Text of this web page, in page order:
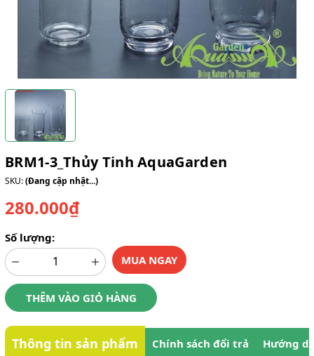
BRM1-3_Thủy Tinh AquaGarden
SKU:(Đang cập nhật...)
280.000₫
Số lượng:
MUA NGAY
THÊM VÀO GIỎ HÀNG
Thông tin sản phẩm Chính sách đổi trả Hướng